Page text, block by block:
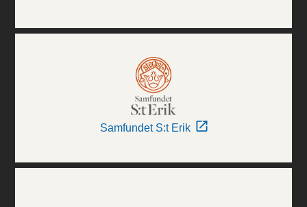
Samfundet S:t Erik